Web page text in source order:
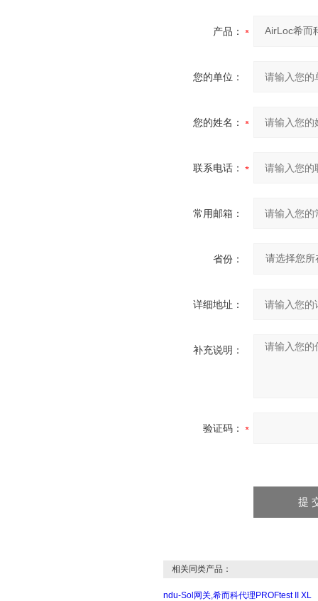
产品：
您的单位：
您的姓名：
联系电话：
常用邮箱：
省份：
详细地址：
补充说明：
验证码：
相关同类产品：
ndu-Sol网关,希而科代理PROFtest II XL